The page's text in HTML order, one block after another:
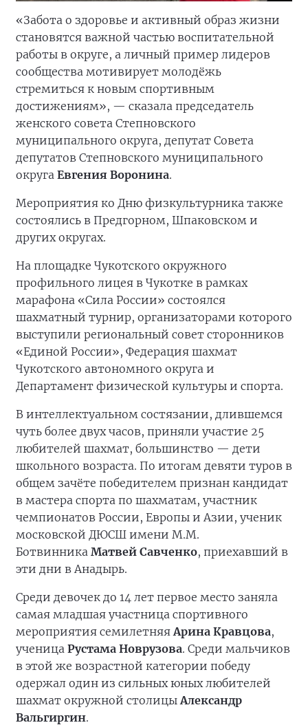
«Забота о здоровье и активный образ жизни
становятся важной частью воспитательной
работы в округе, а личный пример лидеров
сообщества мотивирует молодёжь
стремиться к новым спортивным
достижениям», — сказала председатель
женского совета Степновского
муниципального округа, депутат Совета
депутатов Степновского муниципального
округа Евгения Воронина.
Мероприятия ко Дню физкультурника также
состоялись в Предгорном, Шпаковском и
других округах.
На площадке Чукотского окружного
профильного лицея в Чукотке в рамках
марафона «Сила России» состоялся
шахматный турнир, организаторами которого
выступили региональный совет сторонников
«Единой России», Федерация шахмат
Чукотского автономного округа и
Департамент физической культуры и спорта.
В интеллектуальном состязании, длившемся
чуть более двух часов, приняли участие 25
любителей шахмат, большинство — дети
школьного возраста. По итогам девяти туров в
общем зачёте победителем признан кандидат
в мастера спорта по шахматам, участник
чемпионатов России, Европы и Азии, ученик
московской ДЮСШ имени М.М.
Ботвинника Матвей Савченко, приехавший в
эти дни в Анадырь.
Среди девочек до 14 лет первое место заняла
самая младшая участница спортивного
мероприятия семилетняя Арина Кравцова,
ученица Рустама Новрузова. Среди мальчиков
в этой же возрастной категории победу
одержал один из сильных юных любителей
шахмат окружной столицы Александр
Вальгиргин.